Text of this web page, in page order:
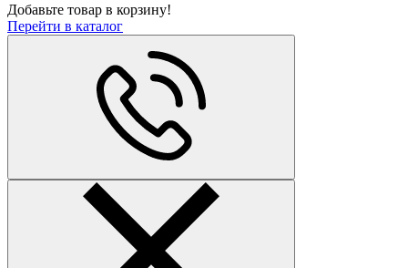
Добавьте товар в корзину!
Перейти в каталог